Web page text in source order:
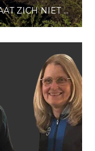
OPENINGSRIT 2026: DE LENTE LAAT ZICH NIET SMEKEN